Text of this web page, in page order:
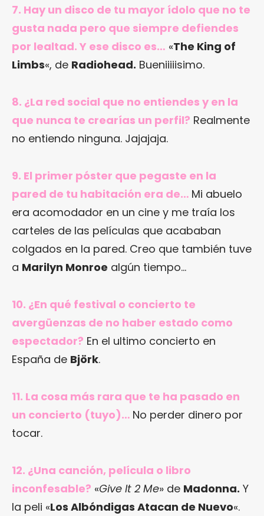
7. Hay un disco de tu mayor ídolo que no te
gusta nada pero que siempre defiendes
por lealtad. Y ese disco es… «The King of
Limbs«, de Radiohead. Bueniiiiisimo.
8. ¿La red social que no entiendes y en la
que nunca te crearías un perfil? Realmente
no entiendo ninguna. Jajajaja.
9. El primer póster que pegaste en la
pared de tu habitación era de… Mi abuelo
era acomodador en un cine y me traía los
carteles de las películas que acababan
colgados en la pared. Creo que también tuve
a Marilyn Monroe algún tiempo…
10. ¿En qué festival o concierto te
avergüenzas de no haber estado como
espectador? En el ultimo concierto en
España de Björk.
11. La cosa más rara que te ha pasado en
un concierto (tuyo)… No perder dinero por
tocar.
12. ¿Una canción, película o libro
inconfesable? «Give It 2 Me» de Madonna. Y
la peli «Los Albóndigas Atacan de Nuevo«.